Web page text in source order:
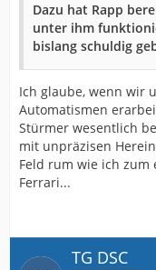
Dazu hat Rapp
unter ihm
bislang schuldig
Ich glaube, wenn wir
Automatismen
Stürmer wesentlich
mit unpräzisen
Feld rum wie ich
Ferrari...
TG DSC